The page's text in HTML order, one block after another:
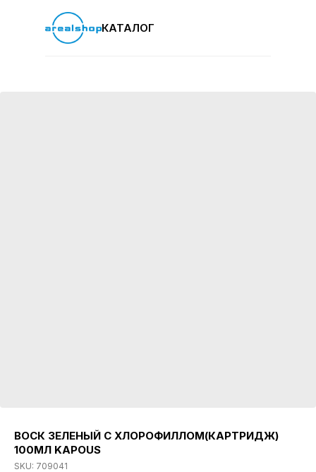
КАТАЛОГ
ВОСК ЗЕЛЕНЫЙ С ХЛОРОФИЛЛОМ(КАРТРИДЖ)
100МЛ KAPOUS
SKU: 709041